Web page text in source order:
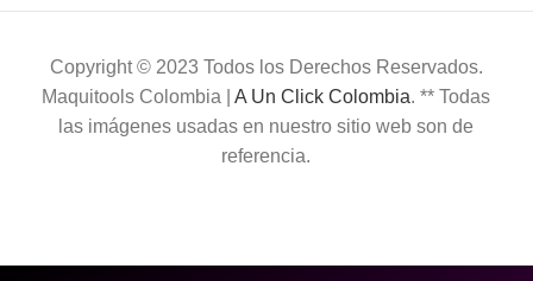
Copyright © 2023 Todos los Derechos Reservados.
Maquitools Colombia |A Un Click Colombia. ** Todas
las imágenes usadas en nuestro sitio web son de
referencia.